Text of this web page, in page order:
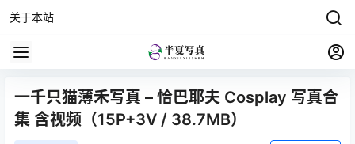
关于本站
一千只猫薄禾写真 – 恰巴耶夫 Cosplay 写真合
集 含视频（15P+3V / 38.7MB）